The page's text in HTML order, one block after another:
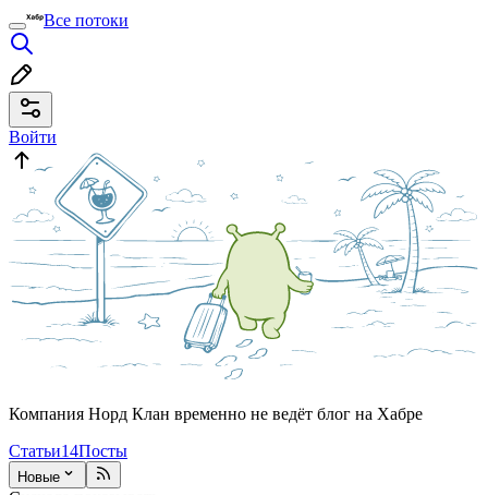
Все потоки
Войти
Компания Норд Клан временно не ведёт блог на Хабре
Статьи14Посты
Новые